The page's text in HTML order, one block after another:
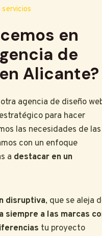
servicios
en
de
Alicante?
agencia de diseño
para hacer
las necesidades de las
con un enfoque
a destacar en un
disruptiva, que se aleja
siempre a las marcas
tu proyecto